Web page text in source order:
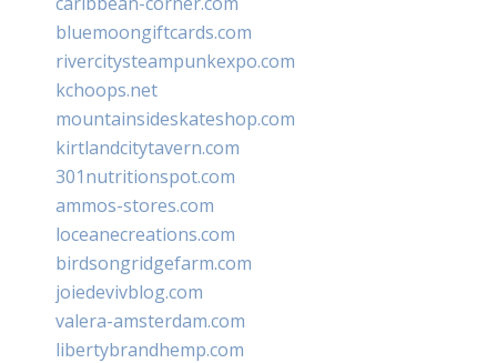
bluemoongiftcards.com
rivercitysteampunkexpo.com
kchoops.net
mountainsideskateshop.com
kirtlandcitytavern.com
301nutritionspot.com
ammos-stores.com
loceanecreations.com
birdsongridgefarm.com
joiedevivblog.com
valera-amsterdam.com
libertybrandhemp.com